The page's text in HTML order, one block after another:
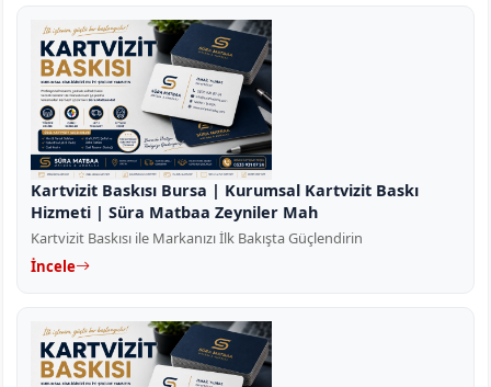
Kartvizit Baskısı Bursa | Kurumsal Kartvizit Baskı
Hizmeti | Süra Matbaa Zeyniler Mah
Kartvizit Baskısı ile Markanızı İlk Bakışta Güçlendirin
İncele